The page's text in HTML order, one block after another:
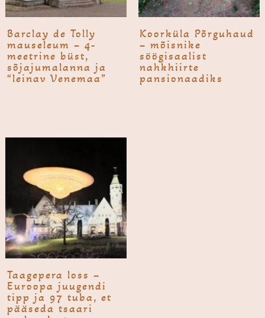
Barclay de Tolly
mauseleum – 4-
meetrine büst,
sõjajumalanna ja
“leinav Venemaa”
Koorküla Põrgu­haud
– mõisnike
söögisaalist
nahkhiirte
pansionaadiks
Taagepe­ra loss –
Euroopa juugendi
tipp ja 97 tuba, et
pääseda tsaari